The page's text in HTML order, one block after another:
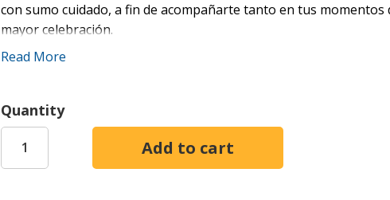
con sumo cuidado, a fin de acompañarte tanto en tus
mayor celebración.
Su tipografía de 12 puntos y su elegante cubierta en piel
ideal para llevar contigo la Palabra y atesorarla cada día.
Más de diez millones de ejemplares de Biblias de Promesas
las promesas de Dios en una tipografía pensada para una lectura
Read More
Quantity